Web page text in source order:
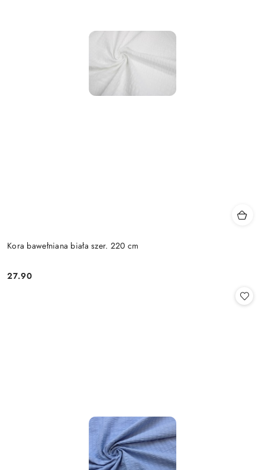
Kora bawełniana biała szer. 220 cm
Cena:
27.90